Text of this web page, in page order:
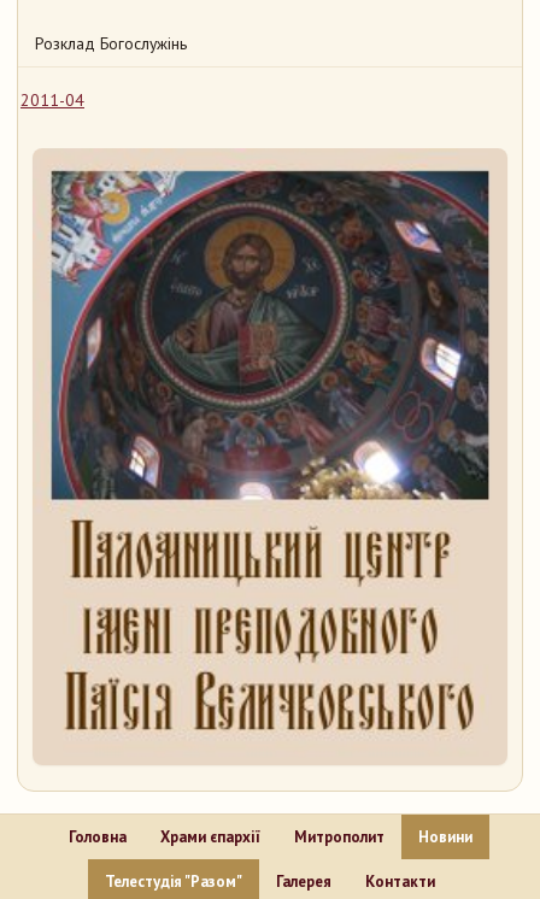
Розклад Богослужінь
2011-04
Головна Храми єпархії Митрополит Новини
Телестудія "Разом" Галерея Контакти